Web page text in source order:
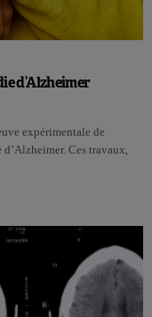
d’Alzheimer
expérimentale de
Ces travaux,